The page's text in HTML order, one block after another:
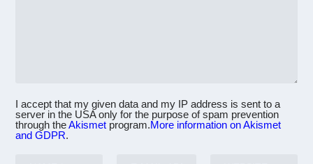
I accept that my given data and my IP address is sent to a
server in the USA only for the purpose of spam prevention
through theAkismet program.More information on Akismet
and GDPR.